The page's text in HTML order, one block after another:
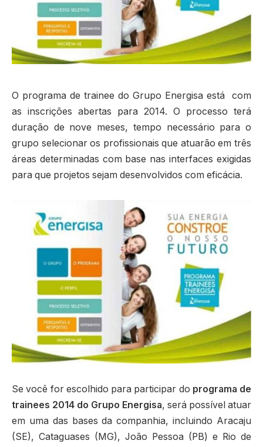
O programa de trainee do Grupo Energisa está com
as inscrições abertas para 2014. O processo terá
duração de nove meses, tempo necessário para o
grupo selecionar os profissionais que atuarão em três
áreas determinadas com base nas interfaces exigidas
para que projetos sejam desenvolvidos com eficácia.
Se você for escolhido para participar do programa de
trainees 2014 do Grupo Energisa, será possível atuar
em uma das bases da companhia, incluindo Aracaju
(SE), Cataguases (MG), João Pessoa (PB) e Rio de